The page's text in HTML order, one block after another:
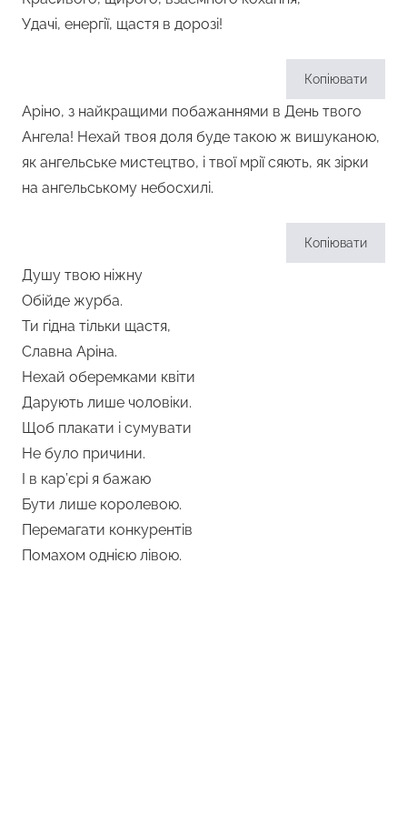
Удачі, енергії, щастя в дорозі!
Копіювати
Аріно, з найкращими побажаннями в День твого
Ангела! Нехай твоя доля буде такою ж вишуканою,
як ангельське мистецтво, і твої мрії сяють, як зірки
на ангельському небосхилі.
Копіювати
Душу твою ніжну
Обійде журба.
Ти гідна тільки щастя,
Славна Аріна.
Нехай оберемками квіти
Дарують лише чоловіки.
Щоб плакати і сумувати
Не було причини.
І в кар’єрі я бажаю
Бути лише королевою.
Перемагати конкурентів
Помахом однією лівою.